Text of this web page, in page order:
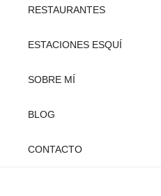
RESTAURANTES
ESTACIONES ESQUÍ
SOBRE MÍ
BLOG
CONTACTO